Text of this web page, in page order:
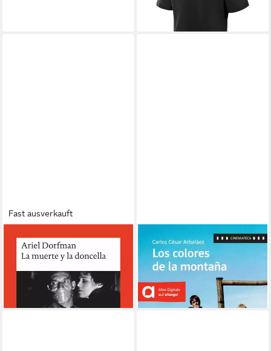
47,00 €
lieferbar - in 2-3 Werktagen bei dir
Fast ausverkauft
La muerte y la doncella / Ariel
Dorfman
lieferbar - in 2-3 Werktagen bei dir
Los colores de la montaña /
Carlos César Arbeláez, Ina
Muñoz
11,00 €
lieferbar - in 2-3 Werktagen bei dir